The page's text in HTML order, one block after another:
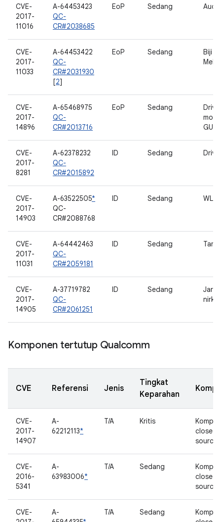
CVE-
2017-
11016
A-64453423
QC-
CR#2038685
EoP Sedang
CVE-
2017-
11033
A-64453422
QC-
CR#2031930
[2]
EoP Sedang
Biji
CVE-
2017-
14896
A-65468975
QC-
CR#2013716
EoP Sedang
GUD
CVE-
2017-
8281
A-62378232
QC-
CR#2015892
ID Sedang
CVE-
2017-
14903
A-63522505*
QC-
CR#2088768
ID Sedang
CVE-
2017-
11031
A-64442463
QC-
CR#2059181
ID Sedang
CVE-
2017-
14905
A-37719782
QC-
CR#2061251
ID Sedang
Komponen tertutup Qualcomm
CVE Referensi Jenis
Tingkat
Keparahan
CVE-
2017-
14907
A-
62212113*
T/A Kritis
closed
source
CVE-
2016-
5341
A-
63983006*
T/A Sedang
closed
source
CVE-
A-
T/A Sedang